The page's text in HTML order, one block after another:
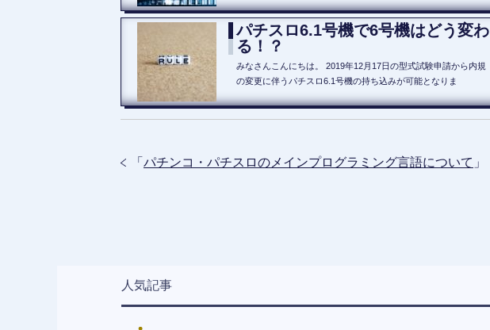
パチスロ6.1号機で6号機はどう変わ
る！？
みなさんこんにちは。 2019年12月17日の型式試験申請から内規
の変更に伴うパチスロ6.1号機の持ち込みが可能となりま
「 パチンコ・パチスロのメインプログラミング言語について 」
人気記事